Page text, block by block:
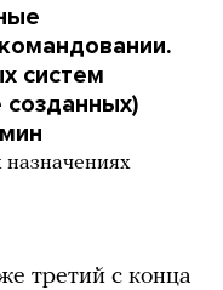
систем
третий с конца